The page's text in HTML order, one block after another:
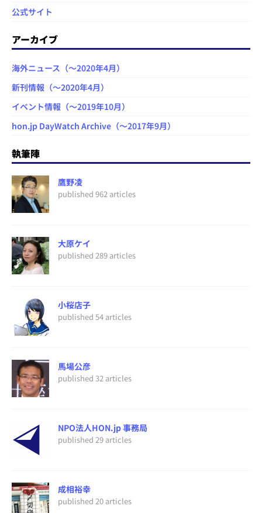
公式サイト
アーカイブ
海外ニュース（～2020年4月）
新刊情報（～2020年4月）
イベント情報（～2019年10月）
hon.jp DayWatch Archive（～2017年9月）
執筆陣
鷹野凌
published 962 articles
大原ケイ
published 289 articles
小桜店子
published 54 articles
馬場公彦
published 32 articles
NPO法人HON.jp 事務局
published 29 articles
成相裕幸
published 20 articles